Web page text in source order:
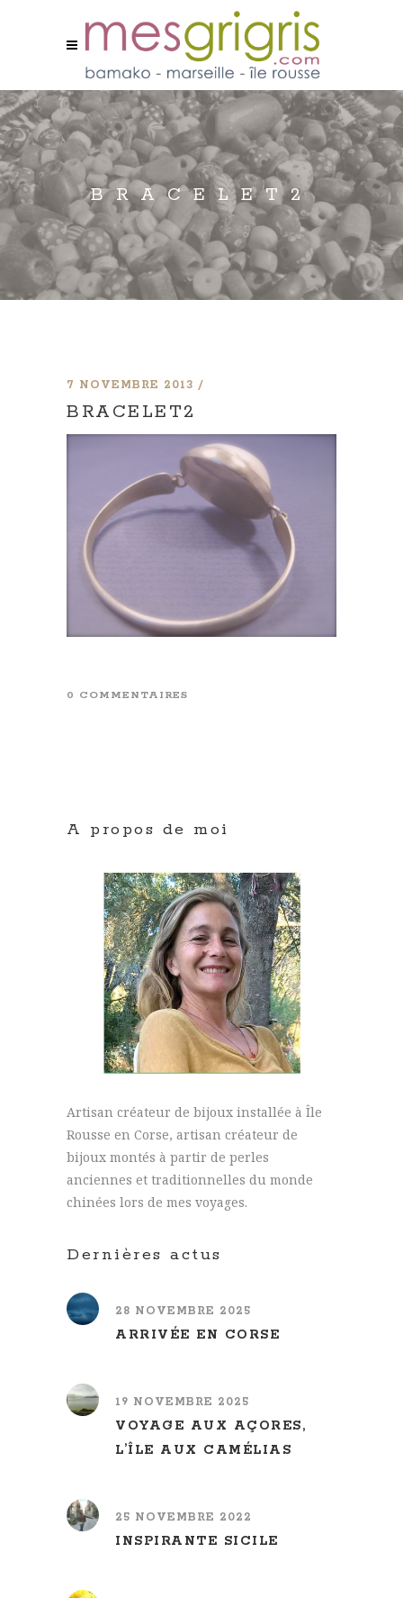
BRACELET2
7 NOVEMBRE 2013
BRACELET2
0 COMMENTAIRES
A propos de moi
Artisan créateur de bijoux installée à Île
Rousse en Corse, artisan créateur de
bijoux montés à partir de perles
anciennes et traditionnelles du monde
chinées lors de mes voyages.
Dernières actus
28 NOVEMBRE 2025
ARRIVÉE EN CORSE
19 NOVEMBRE 2025
VOYAGE AUX AÇORES,
L’ÎLE AUX CAMÉLIAS
25 NOVEMBRE 2022
INSPIRANTE SICILE